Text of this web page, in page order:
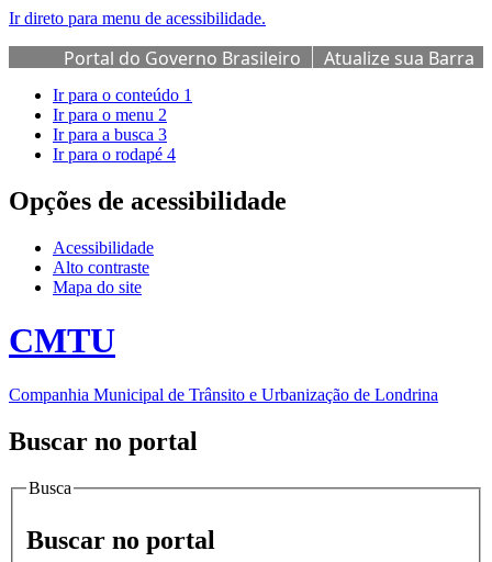
Ir direto para menu de acessibilidade.
Portal do Governo Brasileiro
Atualize sua Barra
de Governo
Ir para o conteúdo 1
Ir para o menu 2
Ir para a busca 3
Ir para o rodapé 4
Opções de acessibilidade
Acessibilidade
Alto contraste
Mapa do site
CMTU
Companhia Municipal de Trânsito e Urbanização de Londrina
Buscar no portal
Busca
Buscar no portal